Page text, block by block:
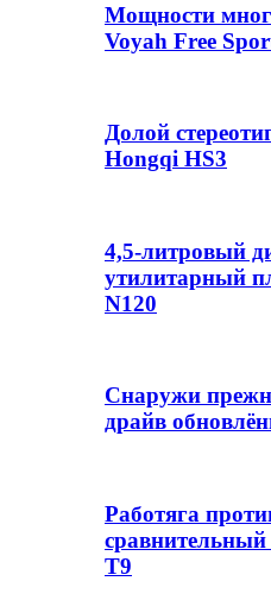
Мощности
Voyah Free
Долой
Hongqi HS3
4,5-литровый
утилитарный
N120
Снаружи
драйв
Работяга
T9